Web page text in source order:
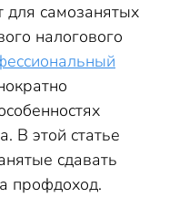
для самозанятых
налогового
В этой статье
сдавать
профдоход.